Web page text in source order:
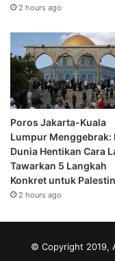
2 hours ago
Poros Jakarta-Kuala
Lumpur Menggebrak:
Dunia Hentikan Cara
Tawarkan 5 Langkah
Konkret untuk
2 hours ago
© Copyright 2019,